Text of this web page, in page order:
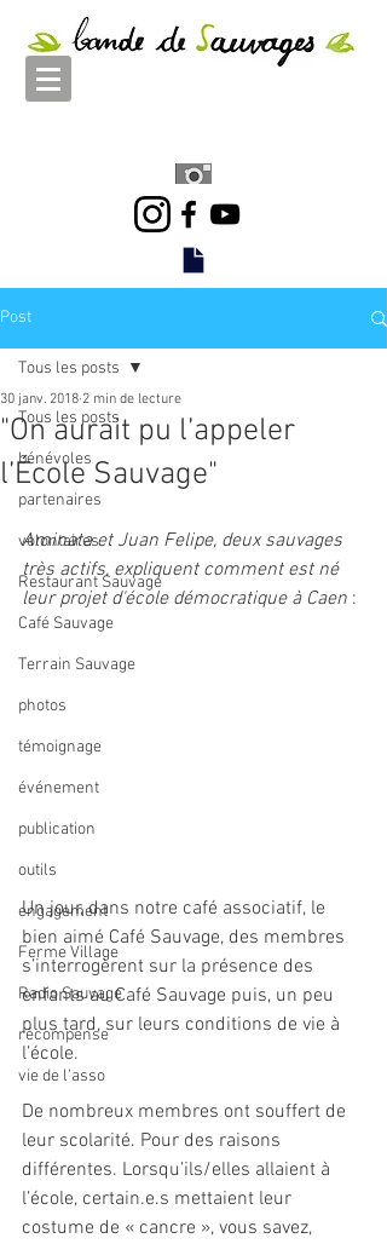
Post
Tous les posts
bénévoles
partenaires
volontaires
Restaurant Sauvage
Café Sauvage
Terrain Sauvage
photos
témoignage
événement
publication
outils
engagement
Ferme Village
Radio Sauvage
récompense
vie de l'asso
Tous les posts
"On aurait pu l’appeler
l’École Sauvage"
30 janv. 2018 2 min de lecture
Aminata et Juan Felipe, deux sauvages
très actifs, expliquent comment est né
leur projet d'école démocratique à Caen :
Un jour, dans notre café associatif, le
bien aimé Café Sauvage, des membres
s’interrogèrent sur la présence des
enfants au Café Sauvage puis, un peu
plus tard, sur leurs conditions de vie à
l’école.
De nombreux membres ont souffert de
leur scolarité. Pour des raisons
différentes. Lorsqu’ils/elles allaient à
l’école, certain.e.s mettaient leur
costume de « cancre », vous savez,